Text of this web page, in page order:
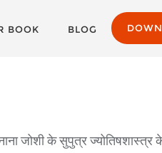
BOOK BLOG
जोशी के सुपुत्र ज्योतिषशास्त्र के